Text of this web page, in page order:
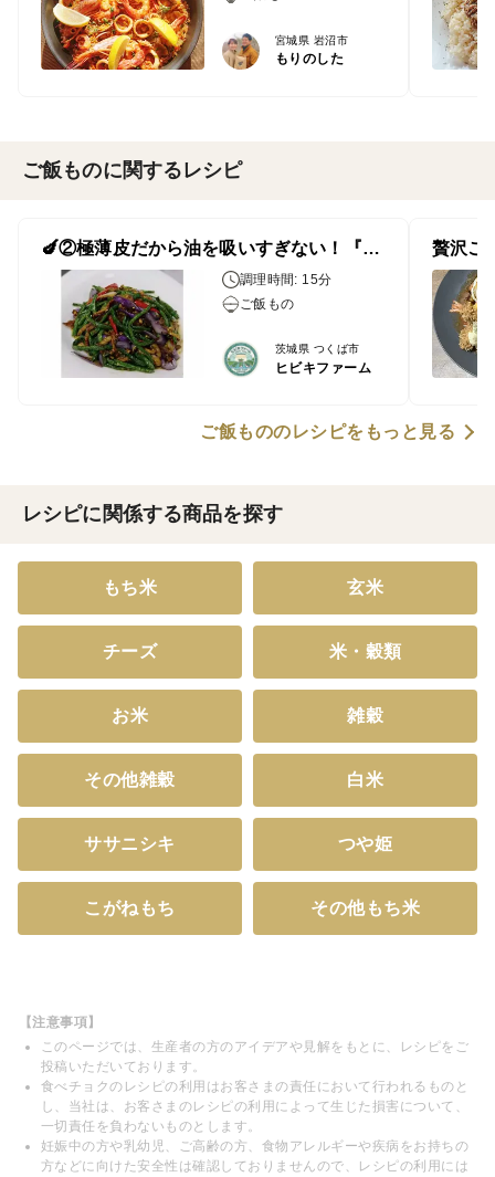
宮城県 岩沼市
もりのした
ご飯ものに関するレシピ
🍆②極薄皮だから油を吸いすぎない！『ロングインゲンと（杭茄）長なすの豚肉炒め』
調理時間: 15分
ご飯もの
茨城県 つくば市
ヒビキファーム
ご飯もののレシピをもっと見る
レシピに関係する商品を探す
もち米 玄米
チーズ 米・穀類
お米 雑穀
その他雑穀 白米
ササニシキ つや姫
こがねもち その他もち米
【注意事項】
このページでは、生産者の方のアイデアや見解をもとに、レシピをご
投稿いただいております。
食べチョクのレシピの利用はお客さまの責任において行われるものと
し、当社は、お客さまのレシピの利用によって生じた損害について、
一切責任を負わないものとします。
妊娠中の方や乳幼児、ご高齢の方、食物アレルギーや疾病をお持ちの
方などに向けた安全性は確認しておりませんので、レシピの利用には